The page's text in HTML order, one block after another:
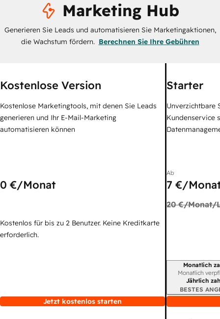
Marketing Hub
Generieren Sie Leads und automatisieren Sie Marketingaktionen,
die Wachstum fördern. Berechnen Sie Ihre Gebühren
Kostenlose Version
Kostenlose Marketingtools, mit denen Sie Leads
generieren und Ihr E-Mail-Marketing
automatisieren können
0 €/Monat
Kostenlos für bis zu 2 Benutzer. Keine Kreditkarte
erforderlich.
Jetzt kostenlos starten
Starter
Unverzichtbare
Kundenservice
Ab
7 €/
20 €/Monat/
Monatlich
Monatlich
Jährlich
BESTES